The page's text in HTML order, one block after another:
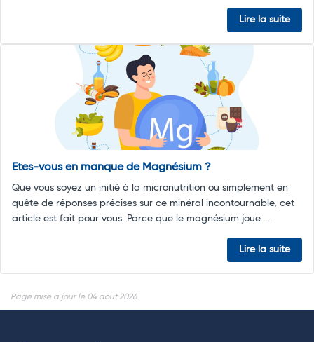
Lire la suite
Etes-vous en manque de Magnésium ?
Que vous soyez un initié à la micronutrition ou simplement en
quête de réponses précises sur ce minéral incontournable, cet
article est fait pour vous. Parce que le magnésium joue ...
Lire la suite
Page mise à jour le 04 aout 2026